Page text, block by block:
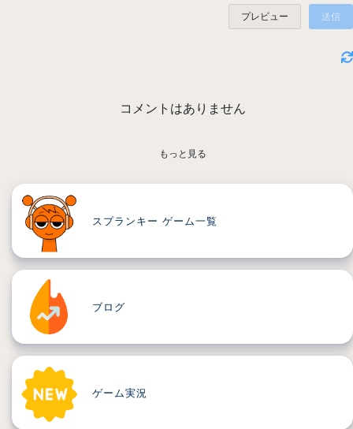
プレビュー 送信
コメントはありません
もっと見る
スプランキー ゲーム一覧
ブログ
ゲーム実況